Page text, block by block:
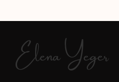
Elena Yeger